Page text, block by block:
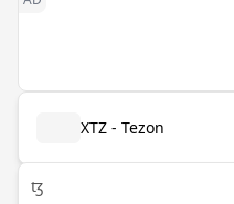
XTZ - Tezon
ꜩ